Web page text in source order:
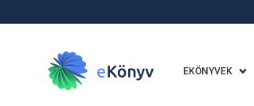
EKÖNYVEK